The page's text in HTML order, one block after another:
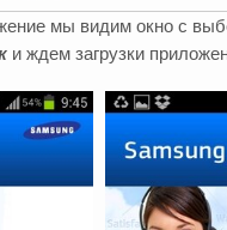
мы видим окно с
и ждем загрузки